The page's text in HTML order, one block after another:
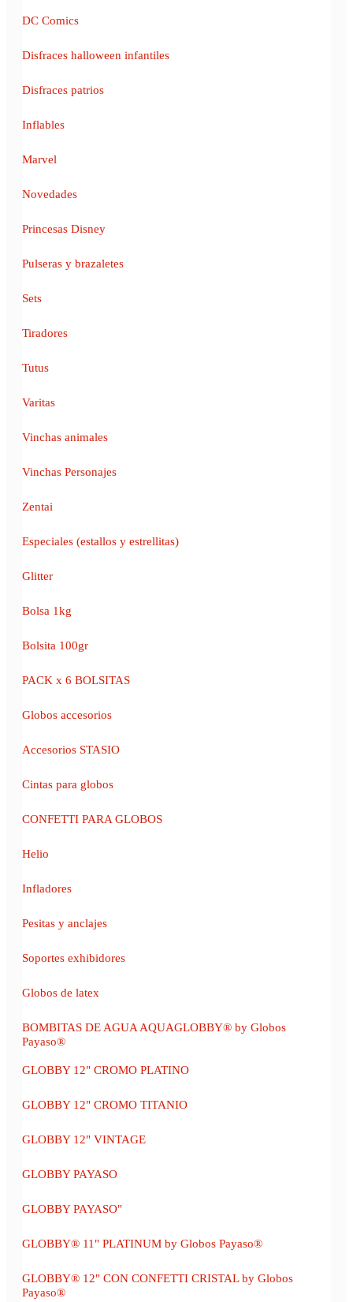
DC Comics
Disfraces halloween infantiles
Disfraces patrios
Inflables
Marvel
Novedades
Princesas Disney
Pulseras y brazaletes
Sets
Tiradores
Tutus
Varitas
Vinchas animales
Vinchas Personajes
Zentai
Especiales (estallos y estrellitas)
Glitter
Bolsa 1kg
Bolsita 100gr
PACK x 6 BOLSITAS
Globos accesorios
Accesorios STASIO
Cintas para globos
CONFETTI PARA GLOBOS
Helio
Infladores
Pesitas y anclajes
Soportes exhibidores
Globos de latex
BOMBITAS DE AGUA AQUAGLOBBY® by Globos
Payaso®
GLOBBY 12" CROMO PLATINO
GLOBBY 12" CROMO TITANIO
GLOBBY 12" VINTAGE
GLOBBY PAYASO
GLOBBY PAYASO"
GLOBBY® 11" PLATINUM by Globos Payaso®
GLOBBY® 12" CON CONFETTI CRISTAL by Globos
Payaso®